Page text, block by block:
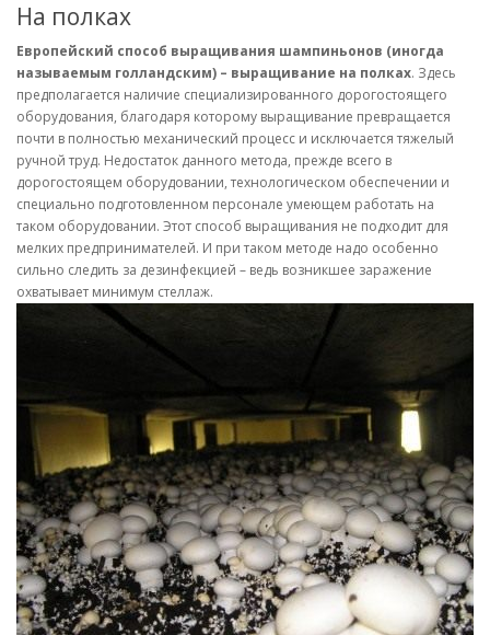
На полках
Европейский способ выращивания шампиньонов (иногда
называемым голландским) – выращивание на полках. Здесь
предполагается наличие специализированного дорогостоящего
оборудования, благодаря которому выращивание превращается
почти в полностью механический процесс и исключается тяжелый
ручной труд. Недостаток данного метода, прежде всего в
дорогостоящем оборудовании, технологическом обеспечении и
специально подготовленном персонале умеющем работать на
таком оборудовании. Этот способ выращивания не подходит для
мелких предпринимателей. И при таком методе надо особенно
сильно следить за дезинфекцией – ведь возникшее заражение
охватывает минимум стеллаж.